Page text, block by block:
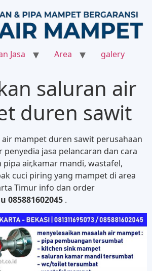
Jasa Area galery
saluran air
duren sawit
mampet duren sawit perusahaan
jasa pelancaran dan cara
air,kamar mandi, wastafel,
cuci piring yang mampet di area
Timur info dan order
085881602045 .